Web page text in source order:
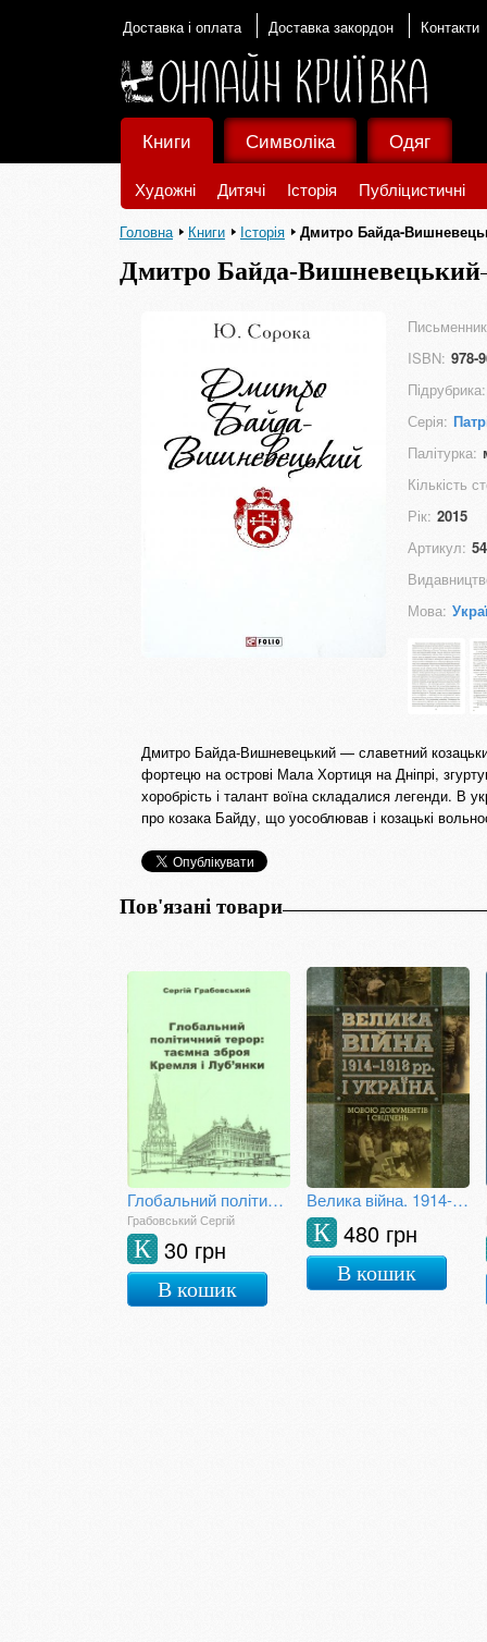
Доставка і оплата Доставка закордон Контакти
Книги
Художні Дитячі Історія Публіцистичні
Символіка Одяг
Головна Книги Історія Дмитро Байда-
Дмитро Байда-Вишневецький
ISBN: 978-
Підрубрика:
Серія:
Палітурка:
Кількість
Рік: 2015
Артикул:
Мова:
Дмитро Байда-Вишневецький — славетний
фортецю на острові Мала Хортиця на Дніпрі,
хоробрість і талант воїна складалися легенди. В
про козака Байду, що уособлював і козацькі
Пов'язані товари
Глобальний політичний терор: таємна зброя Кремля і Луб'янки
Грабовський Сергій
30 грн
К
В кошик
Велика війна. 1914-1918 рр. і Україна. Книга 2.
480 грн
К
В кошик